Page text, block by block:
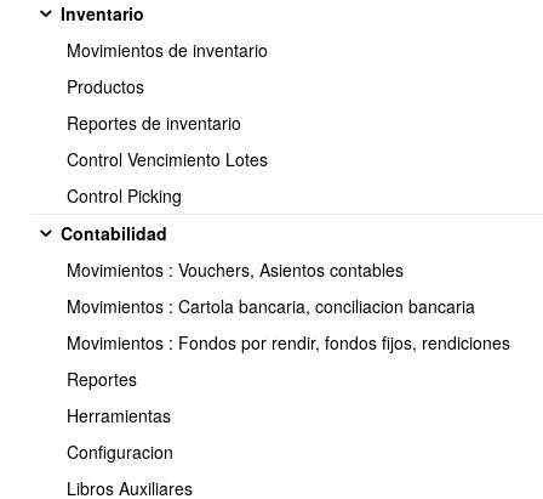
Inventario
Movimientos de inventario
Productos
Reportes de inventario
Control Vencimiento Lotes
Control Picking
Contabilidad
Movimientos : Vouchers, Asientos contables
Movimientos : Cartola bancaria, conciliacion bancaria
Movimientos : Fondos por rendir, fondos fijos, rendiciones
Reportes
Herramientas
Configuracion
Libros Auxiliares
creados...